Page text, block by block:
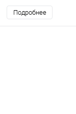
Подробнее